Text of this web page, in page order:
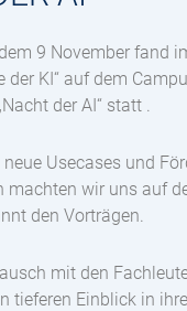
9 November fand
der KI“ auf dem
der AI“ statt .
Usecases und
machten wir uns auf
den Vorträgen.
mit den
tieferen Einblick in